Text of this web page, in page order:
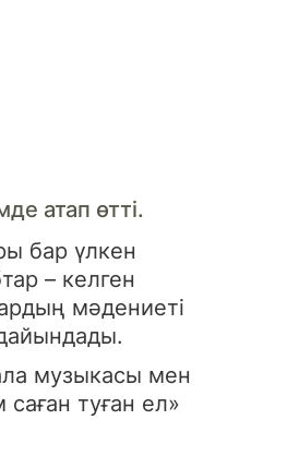
атап өтті.
бар үлкен
– келген
мәдениеті
музыкасы мен
туған ел»